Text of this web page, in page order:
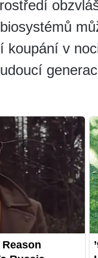
koupání v